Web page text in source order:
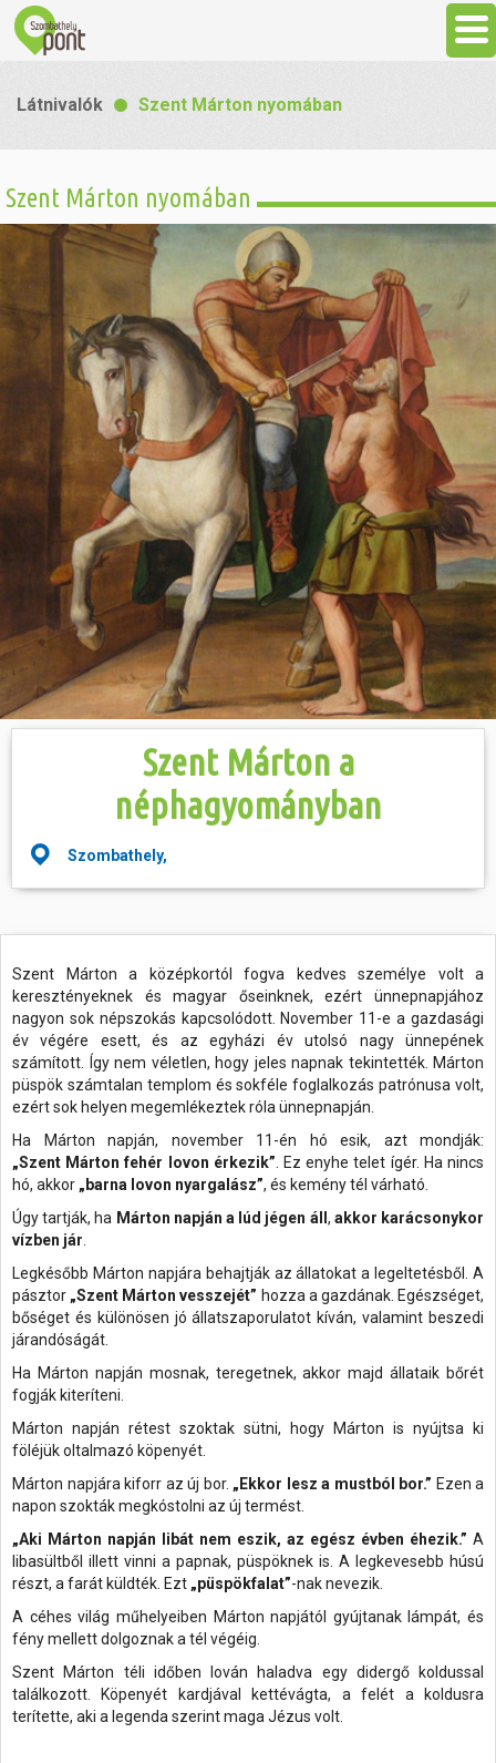
Látnivalók
Gasztronómia
Szállás
Sport
Szabadidő
Hasznos
Látnivalók Szent Márton nyomában
Szent Márton nyomában
Szent Márton a
néphagyományban
Szombathely,
Szent Márton a középkortól fogva kedves személye volt a
keresztényeknek és magyar őseinknek, ezért ünnepnapjához
nagyon sok népszokás kapcsolódott. November 11-e a gazdasági
év végére esett, és az egyházi év utolsó nagy ünnepének
számított. Így nem véletlen, hogy jeles napnak tekintették. Márton
püspök számtalan templom és sokféle foglalkozás patrónusa volt,
ezért sok helyen megemlékeztek róla ünnepnapján.
Ha Márton napján, november 11-én hó esik, azt mondják:
„Szent Márton fehér lovon érkezik”. Ez enyhe telet ígér. Ha nincs
hó, akkor „barna lovon nyargalász”, és kemény tél várható.
Úgy tartják, ha Márton napján a lúd jégen áll , akkor karácsonykor
vízben jár.
Legkésőbb Márton napjára behajtják az állatokat a legeltetésből. A
pásztor „Szent Márton vesszejét” hozza a gazdának. Egészséget,
bőséget és különösen jó állatszaporulatot kíván, valamint beszedi
járandóságát.
Ha Márton napján mosnak, teregetnek, akkor majd állataik bőrét
fogják kiteríteni.
Márton napján rétest szoktak sütni, hogy Márton is nyújtsa ki
föléjük oltalmazó köpenyét.
Márton napjára kiforr az új bor. „Ekkor lesz a mustból bor.” Ezen a
napon szokták megkóstolni az új termést.
„Aki Márton napján libát nem eszik, az egész évben éhezik.” A
libasültből illett vinni a papnak, püspöknek is. A legkevesebb húsú
részt, a farát küldték. Ezt „püspökfalat”-nak nevezik.
A céhes világ műhelyeiben Márton napjától gyújtanak lámpát, és
fény mellett dolgoznak a tél végéig.
Szent Márton téli időben lován haladva egy didergő koldussal
találkozott. Köpenyét kardjával kettévágta, a felét a koldusra
terítette, aki a legenda szerint maga Jézus volt.